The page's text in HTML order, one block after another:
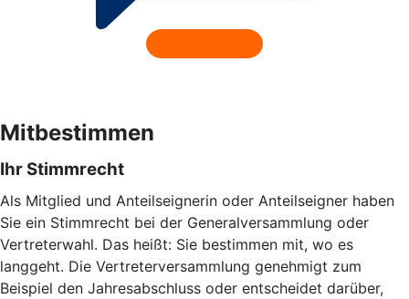
Mitbestimmen
Ihr Stimmrecht
Als Mitglied und Anteilseignerin oder Anteilseigner haben
Sie ein Stimmrecht bei der Generalversammlung oder
Vertreterwahl. Das heißt: Sie bestimmen mit, wo es
langgeht. Die Vertreterversammlung genehmigt zum
Beispiel den Jahresabschluss oder entscheidet darüber,